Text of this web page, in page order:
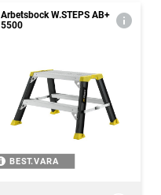
Arbetsbock W.STEPS AB+
5500
BEST.VARA